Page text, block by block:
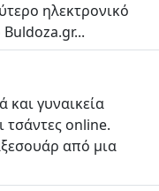
ηλεκτρονικό
γυναικεία
τσάντες online.
από μια